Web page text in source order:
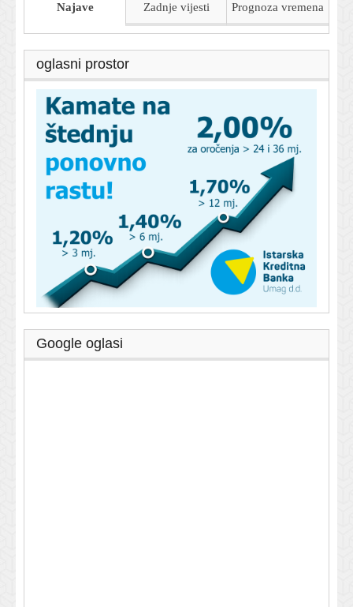
Najave Zadnje vijesti Prognoza vremena
oglasni prostor
Google oglasi